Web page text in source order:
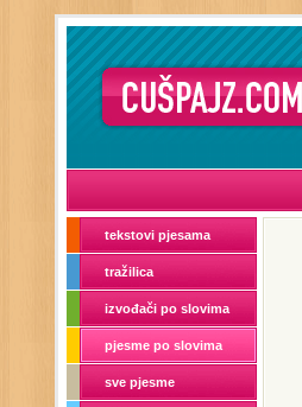
tekstovi pjesama
tražilica
izvođači po slovima
pjesme po slovima
sve pjesme